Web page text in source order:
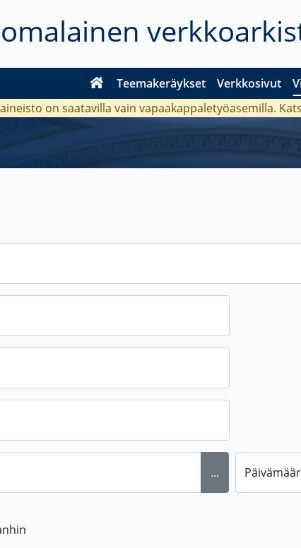
Teemakeräykset Verkkosivut
on saatavilla vain vapaakappaletyöasemilla.
...